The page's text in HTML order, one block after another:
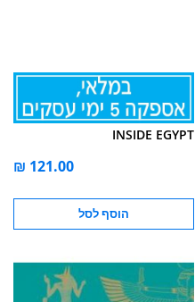
INSIDE EGYPT
הוסף לסל